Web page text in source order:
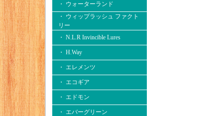
・ ウォーターランド
・ ウィップラッシュ ファクト
リー
・ N.L.R Invincible Lures
・ H.Way
・ エレメンツ
・ エコギア
・ エドモン
・ エバーグリーン